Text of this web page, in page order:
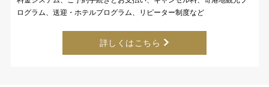
ログラム、送迎・ホテルプログラム、リピーター制度など
詳しくはこちら